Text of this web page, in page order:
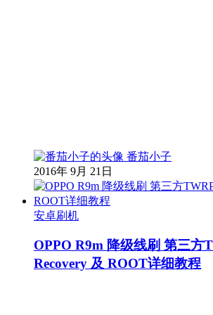
番茄小子
2016年 9月 21日
安卓刷机
OPPO R9m 降级线刷 第三方
Recovery 及 ROOT详细教程